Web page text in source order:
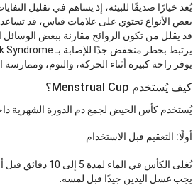
يُعد خيارًا صديقًا للبيئة، إذ يساهم في تقليل
بعض الأنواع تحتوي على علامات قياس، قد
قد يقلل من تكون الروائح مقارنة ببعض الوسائل
يرتبط بخطر منخفض جدًا للإصابة بـ Toxic Shock Syndrome عند الاستخدام الصحيح.
يوفر راحة كبيرة أثناء الحركة، والنوم، وممارسة
كيف يُستخدم Menstrual Cup؟
يُستخدم كأس الحيض لجمع دم الدورة الشهرية
أولًا: التعقيم قبل الاستخدام
يُغلى الكأس في الماء لمدة 5 إلى 10 دقائق قبل أول استخدام في كل دورة شهرية.
يجب غسل اليدين جيدًا قبل لمسه.